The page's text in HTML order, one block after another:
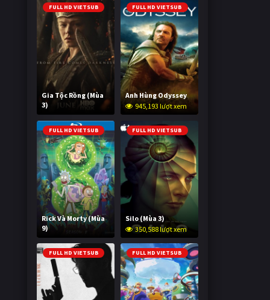
FULL HD VIETSUB
Gia Tộc Rồng (Mùa
3)
2,013,888 lượt xem
FULL HD VIETSUB
Anh Hùng Odyssey
945,193 lượt xem
FULL HD VIETSUB
Rick Và Morty (Mùa
9)
2,992,529 lượt xem
FULL HD VIETSUB
Silo (Mùa 3)
350,588 lượt xem
FULL HD VIETSUB FULL HD VIETSUB